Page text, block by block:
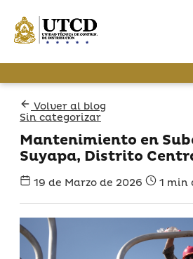
Volver al blog
Sin categorizar
Mantenimiento en
Suyapa, Distrito
19 de Marzo de 2026 1 min